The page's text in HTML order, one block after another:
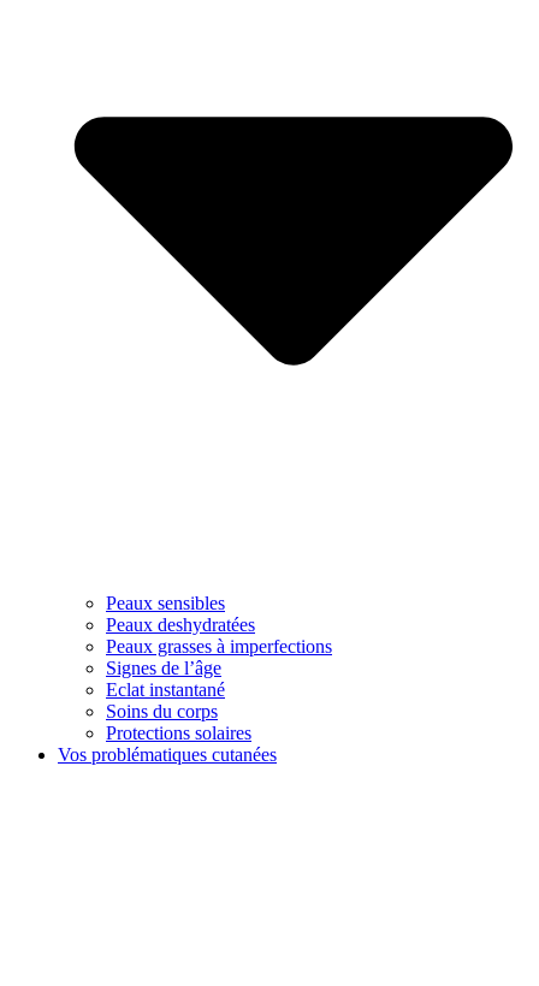
Peaux sensibles
Peaux deshydratées
Peaux grasses à imperfections
Signes de l’âge
Eclat instantané
Soins du corps
Protections solaires
Vos problématiques cutanées